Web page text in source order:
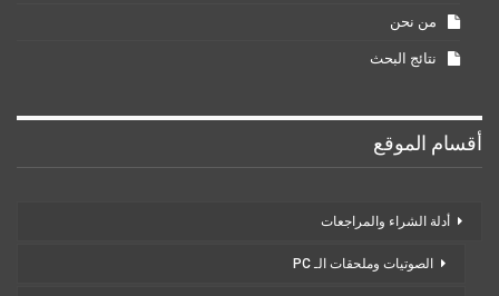
من نحن
نتائج البحث
أقسام الموقع
أدلة الشراء والمراجعات
الصوتيات وملحقات الـ PC